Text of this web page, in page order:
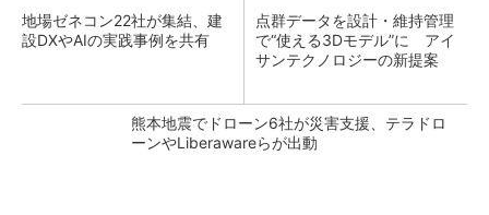
地場ゼネコン22社が集結、建
設DXやAIの実践事例を共有
点群データを設計・維持管理
で“使える3Dモデル”に アイ
サンテクノロジーの新提案
熊本地震でドローン6社が災害支援、テラドロ
ーンやLiberawareらが出動